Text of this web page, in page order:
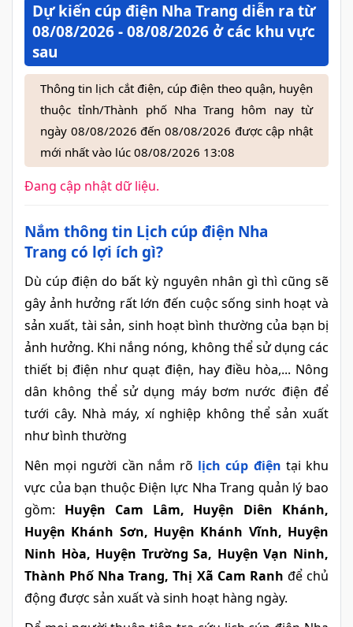
Dự kiến cúp điện Nha Trang diễn ra từ
08/08/2026 - 08/08/2026 ở các khu vực
sau
Thông tin lịch cắt điện, cúp điện theo quận, huyện
thuộc tỉnh/Thành phố Nha Trang hôm nay từ
ngày 08/08/2026 đến 08/08/2026 được cập nhật
mới nhất vào lúc 08/08/2026 13:08
Đang cập nhật dữ liệu.
Nắm thông tin Lịch cúp điện Nha
Trang có lợi ích gì?
Dù cúp điện do bất kỳ nguyên nhân gì thì cũng sẽ
gây ảnh hưởng rất lớn đến cuộc sống sinh hoạt và
sản xuất, tài sản, sinh hoạt bình thường của bạn bị
ảnh hưởng. Khi nắng nóng, không thể sử dụng các
thiết bị điện như quạt điện, hay điều hòa,... Nông
dân không thể sử dụng máy bơm nước điện để
tưới cây. Nhà máy, xí nghiệp không thể sản xuất
như bình thường
Nên mọi người cần nắm rõ lịch cúp điện tại khu
vực của bạn thuộc Điện lực Nha Trang quản lý bao
gồm: Huyện Cam Lâm, Huyện Diên Khánh,
Huyện Khánh Sơn, Huyện Khánh Vĩnh, Huyện
Ninh Hòa, Huyện Trường Sa, Huyện Vạn Ninh,
Thành Phố Nha Trang, Thị Xã Cam Ranh để chủ
động được sản xuất và sinh hoạt hàng ngày.